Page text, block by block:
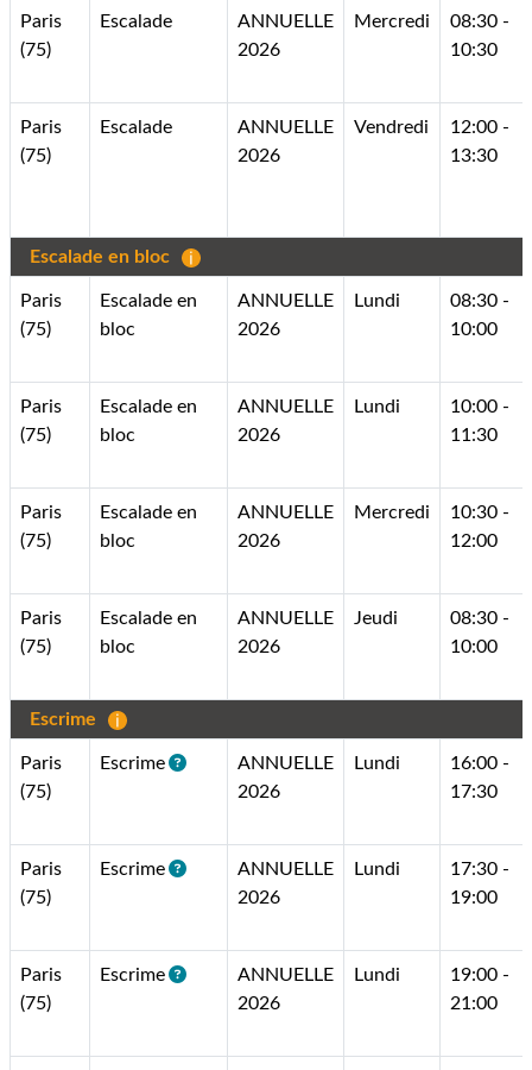
Paris
(75)
Escalade
ANNUELLE
2026
Mercredi
08:30 -
10:30
Paris
(75)
Escalade
ANNUELLE
2026
Vendredi
12:00 -
13:30
Escalade en bloc
Paris
(75)
Escalade en
bloc
ANNUELLE
2026
Lundi
08:30 -
10:00
Paris
(75)
Escalade en
bloc
ANNUELLE
2026
Lundi
10:00 -
11:30
Paris
(75)
Escalade en
bloc
ANNUELLE
2026
Mercredi
10:30 -
12:00
Paris
(75)
Escalade en
bloc
ANNUELLE
2026
Jeudi
08:30 -
10:00
Escrime
Paris
(75)
Escrime
ANNUELLE
2026
Lundi
16:00 -
17:30
Paris
(75)
Escrime
ANNUELLE
2026
Lundi
17:30 -
19:00
Paris
(75)
Escrime
ANNUELLE
2026
Lundi
19:00 -
21:00